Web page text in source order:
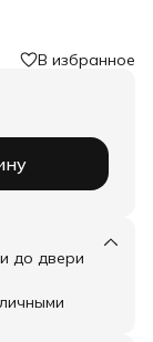
В избранное
до двери